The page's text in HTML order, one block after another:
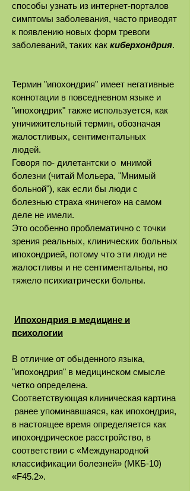
способы узнать из интернет-порталов
симптомы заболевания, часто приводят
к появлению новых форм тревоги
заболеваний, таких как киберхондрия.
Термин "ипохондрия" имеет негативные
коннотации в повседневном языке и
"ипохондрик" также используется, как
уничижительный термин, обозначая
жалостливых, сентиментальных
людей.
Говоря по- дилетантски о мнимой
болезни (читай Мольера, "Мнимый
больной"), как если бы люди с
болезнью страха «ничего» на самом
деле не имели.
Это особенно проблематично с точки
зрения реальных, клинических больных
ипохондрией, потому что эти люди не
жалостливы и не сентиментальны, но
тяжело психиатрически больны.
Ипохондрия в медицине и
психологии
В отличие от обыденного языка,
"ипохондрия" в медицинском смысле
четко определена.
Соответствующая клиническая картина
ранее упоминавшаяся, как ипохондрия,
в настоящее время определяется как
ипохондрическое расстройство, в
соответствии с «Международной
классификации болезней» (МКБ-10)
«F45.2».